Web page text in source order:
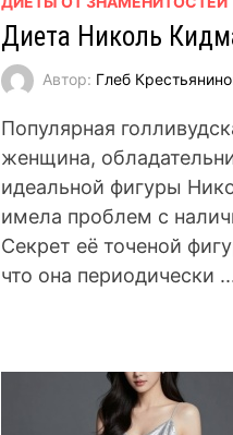
Диета Николь
Автор: Глеб
Популярная
женщина,
идеальной фигуры
имела проблем с
Секрет её точеной
что она периодически